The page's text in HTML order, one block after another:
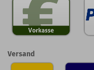
Versand